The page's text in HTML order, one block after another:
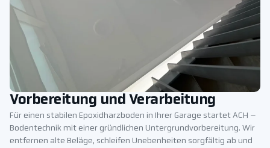
Vorbereitung und Verarbeitung
Für einen stabilen Epoxidharzboden in Ihrer Garage startet ACH –
Bodentechnik mit einer gründlichen Untergrundvorbereitung. Wir
entfernen alte Beläge, schleifen Unebenheiten sorgfältig ab und